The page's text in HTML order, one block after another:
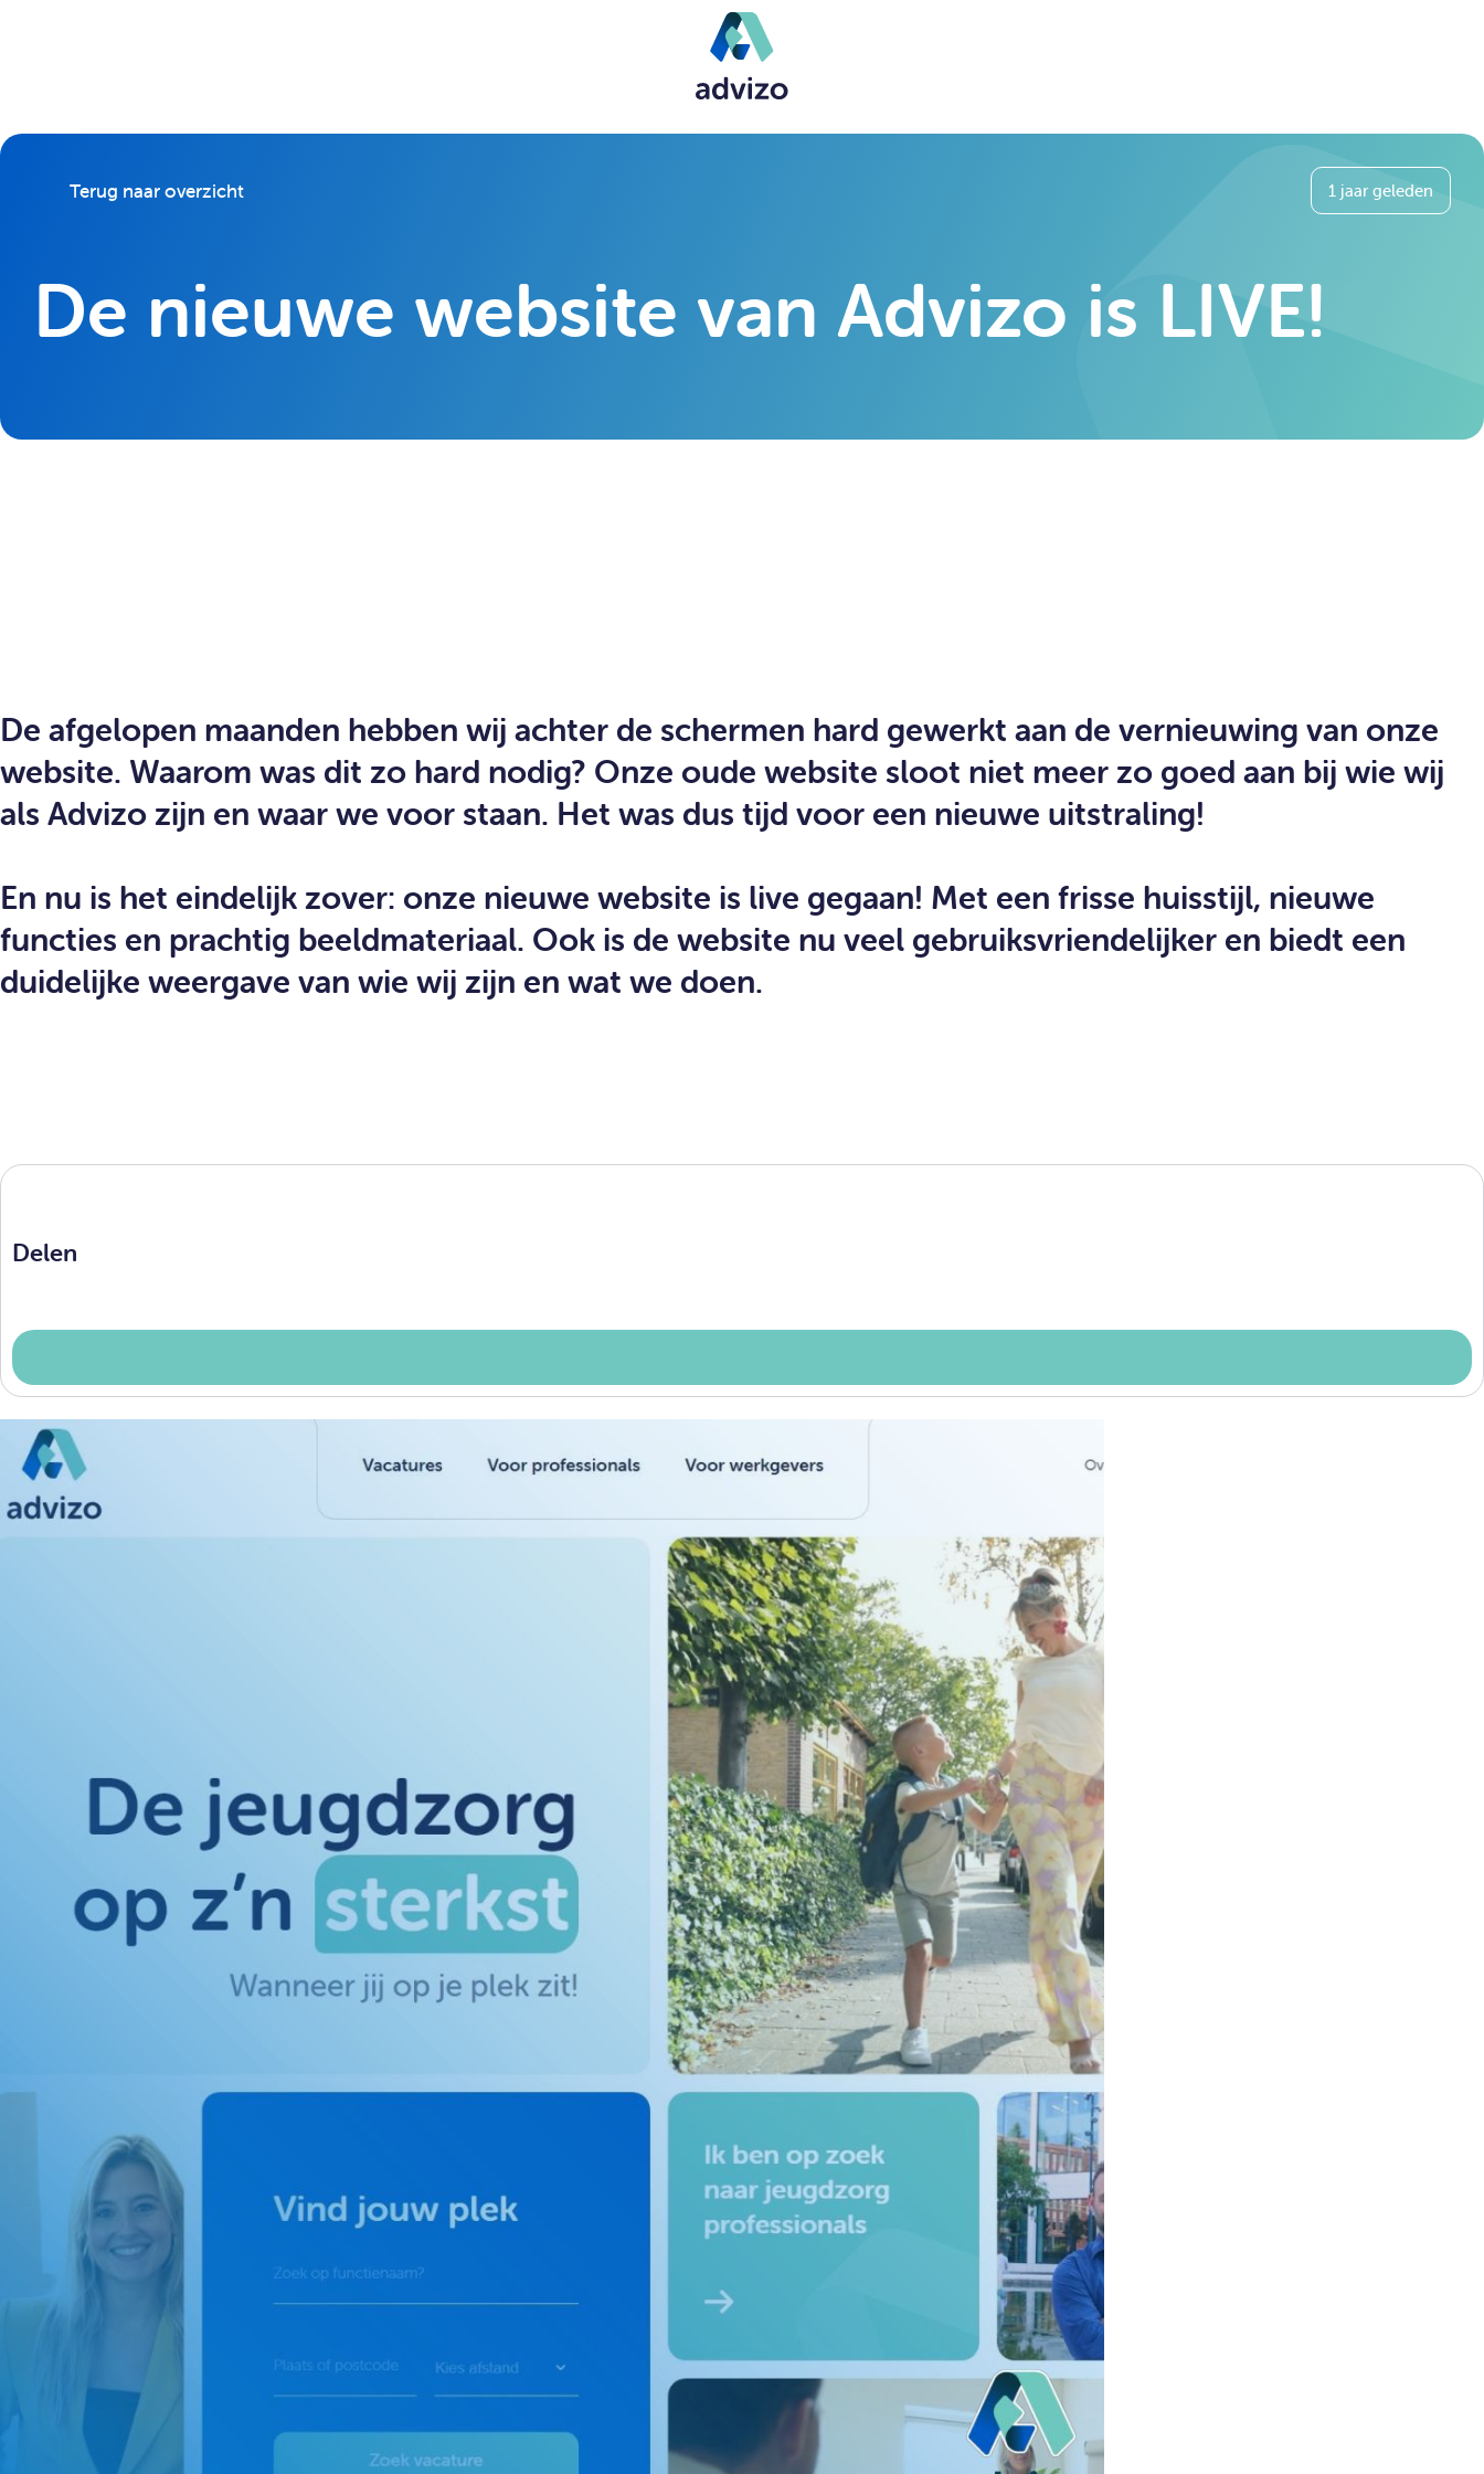
Terug naar overzicht 1 jaar geleden
De nieuwe website van Advizo is LIVE!
De afgelopen maanden hebben wij achter de schermen hard gewerkt aan de vernieuwing van onze
website. Waarom was dit zo hard nodig? Onze oude website sloot niet meer zo goed aan bij wie wij
als Advizo zijn en waar we voor staan. Het was dus tijd voor een nieuwe uitstraling!
En nu is het eindelijk zover: onze nieuwe website is live gegaan! Met een frisse huisstijl, nieuwe
functies en prachtig beeldmateriaal. Ook is de website nu veel gebruiksvriendelijker en biedt een
duidelijke weergave van wie wij zijn en wat we doen.
Delen